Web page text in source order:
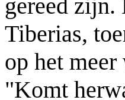
gereed zijn.
Tiberias,
op het
"Komt